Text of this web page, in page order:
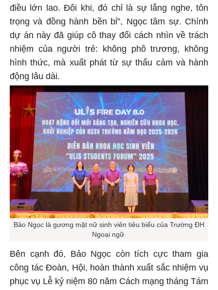
điều lớn lao. Đôi khi, đó chỉ là sự lắng nghe, tôn
trọng và đồng hành bền bỉ”, Ngọc tâm sự. Chính
dự án này đã giúp cô thay đổi cách nhìn về trách
nhiệm của người trẻ: không phô trương, không
hình thức, mà xuất phát từ sự thấu cảm và hành
động lâu dài.
Bảo Ngọc là gương mặt nữ sinh viên tiêu biểu của Trường ĐH
Ngoại ngữ
Bên cạnh đó, Bảo Ngọc còn tích cực tham gia
công tác Đoàn, Hội, hoàn thành xuất sắc nhiệm vụ
phục vụ Lễ kỷ niệm 80 năm Cách mạng tháng Tám